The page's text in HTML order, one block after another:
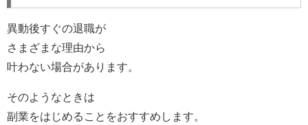
異動後すぐの退職が
さまざまな理由から
叶わない場合があります。
そのようなときは
副業をはじめることをおすすめします。